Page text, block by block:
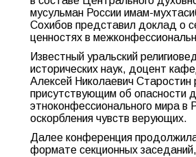
мусульман России имам-
Сохибов представил доклад о
ценностях в
Известный уральский
исторических наук, доцент
Алексей Николаевич Старостин
присутствующим об опасности
этноконфессионального мира в
оскорбления чувств верующих.
Далее конференция
формате секционных